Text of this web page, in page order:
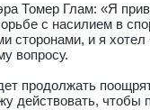
Томер Глам: «Я
с насилием в
сторонами, и я
вопросу.
продолжать
действовать, чтобы